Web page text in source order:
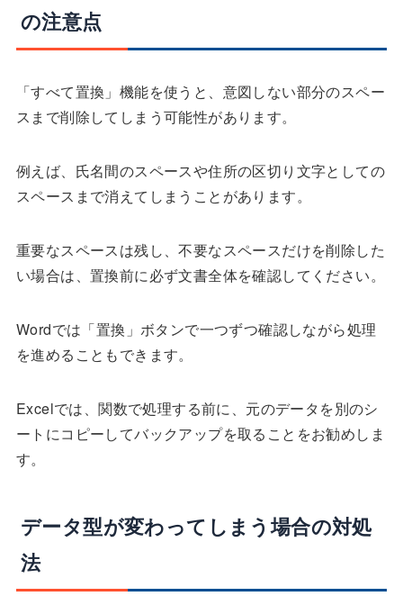
の注意点
「すべて置換」機能を使うと、意図しない部分のスペー
スまで削除してしまう可能性があります。
例えば、氏名間のスペースや住所の区切り文字としての
スペースまで消えてしまうことがあります。
重要なスペースは残し、不要なスペースだけを削除した
い場合は、置換前に必ず文書全体を確認してください。
Wordでは「置換」ボタンで一つずつ確認しながら処理
を進めることもできます。
Excelでは、関数で処理する前に、元のデータを別のシ
ートにコピーしてバックアップを取ることをお勧めしま
す。
データ型が変わってしまう場合の対処
法